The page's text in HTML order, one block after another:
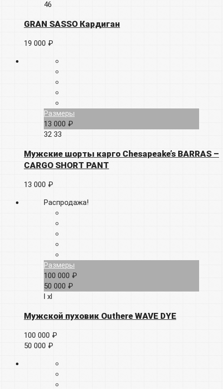
46
GRAN SASSO Кардиган
19 000 ₽
Размеры
13 000 ₽
32 33
Мужские шорты карго Chesapeake’s BARRAS –
CARGO SHORT PANT
13 000 ₽
Распродажа!
Размеры
100 000 ₽
50 000 ₽
l xl
Мужской пуховик Outhere WAVE DYE
100 000 ₽
50 000 ₽